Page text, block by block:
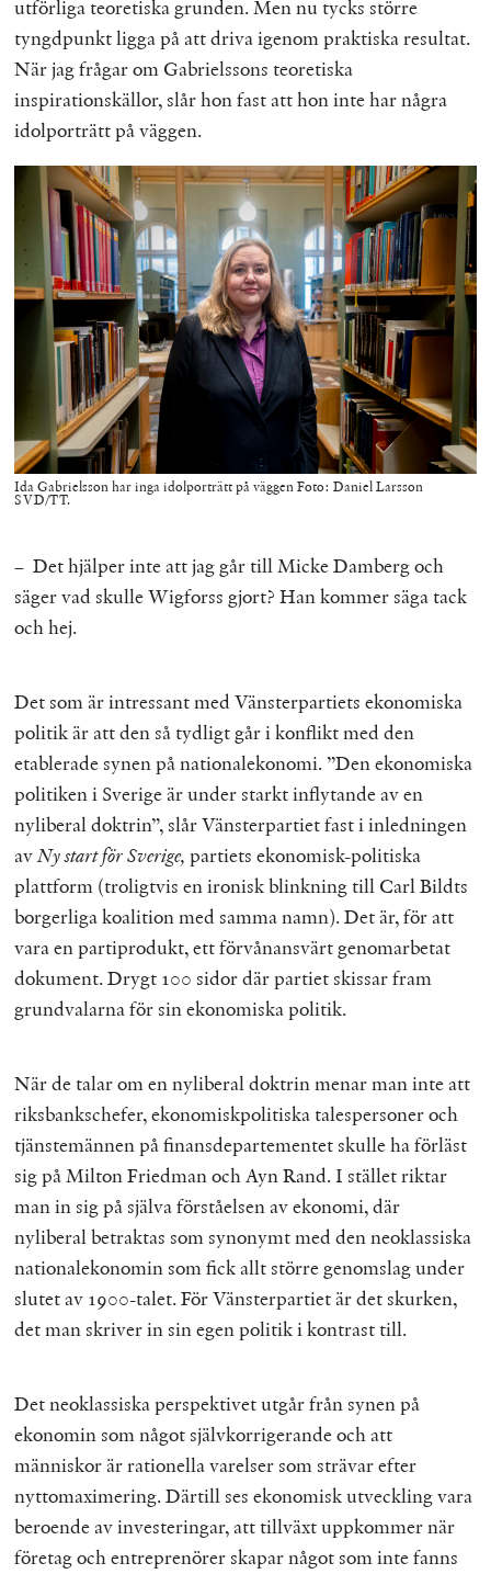
utförliga teoretiska grunden. Men nu tycks större
tyngdpunkt ligga på att driva igenom praktiska resultat.
När jag frågar om Gabrielssons teoretiska
inspirationskällor, slår hon fast att hon inte har några
idolporträtt på väggen.
Ida Gabrielsson har inga idolporträtt på väggen Foto: Daniel Larsson
SVD/TT.
– ​​Det hjälper inte att jag går till Micke Damberg och
säger vad skulle Wigforss gjort? Han kommer säga tack
och hej.
Det som är intressant med Vänsterpartiets ekonomiska
politik är att den så tydligt går i konflikt med den
etablerade synen på nationalekonomi. ”Den ekonomiska
politiken i Sverige är under starkt inflytande av en
nyliberal doktrin”, slår Vänsterpartiet fast i inledningen
avNy start för Sverige,partiets ekonomisk-politiska
plattform (troligtvis en ironisk blinkning till Carl Bildts
borgerliga koalition med samma namn). Det är, för att
vara en partiprodukt, ett förvånansvärt genomarbetat
dokument. Drygt 100 sidor där partiet skissar fram
grundvalarna för sin ekonomiska politik.
När de talar om en nyliberal doktrin menar man inte att
riksbankschefer, ekonomiskpolitiska talespersoner och
tjänstemännen på finansdepartementet skulle ha förläst
sig på Milton Friedman och Ayn Rand. I stället riktar
man in sig på själva förståelsen av ekonomi, där
nyliberal betraktas som synonymt med den neoklassiska
nationalekonomin som fick allt större genomslag under
slutet av 1900-talet. För Vänsterpartiet är det skurken,
det man skriver in sin egen politik i kontrast till.
Det neoklassiska perspektivet utgår från synen på
ekonomin som något självkorrigerande och att
människor är rationella varelser som strävar efter
nyttomaximering. Därtill ses ekonomisk utveckling vara
beroende av investeringar, att tillväxt uppkommer när
företag och entreprenörer skapar något som inte fanns